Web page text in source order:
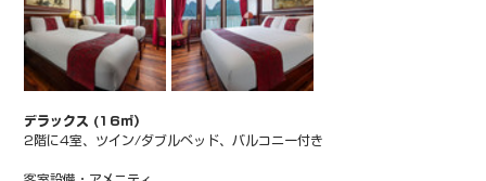
デラックス (16㎡）
2階に4室、ツイン/ダブルベッド、バルコニー付き
客室設備・アメニティ